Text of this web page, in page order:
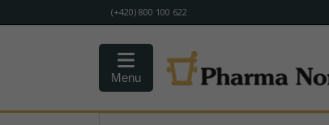
(+420) 800 100 622
Menu